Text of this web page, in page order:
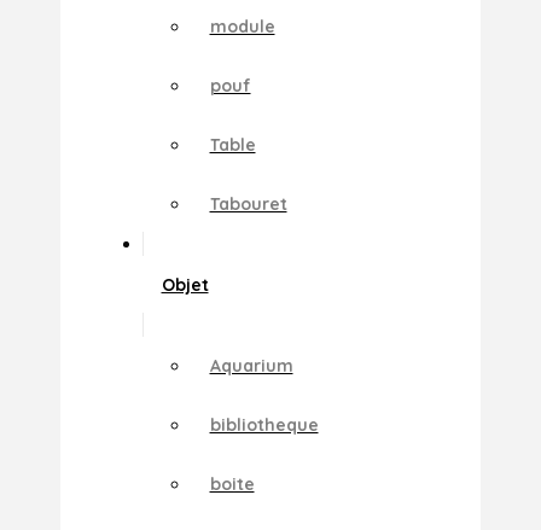
module
pouf
Table
Tabouret
Objet
Aquarium
bibliotheque
boite